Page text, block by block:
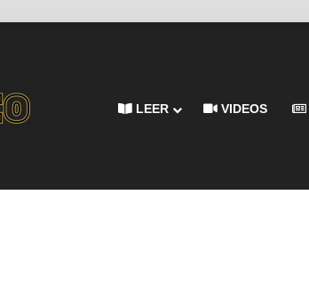
LEER VIDEOS